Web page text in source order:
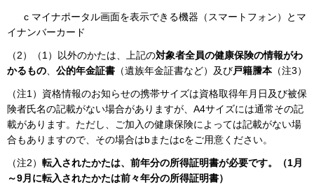
c マイナポータル画面を表示できる機器（スマートフォン）とマ
イナンバーカード
（2）（1）以外のかたは、上記の対象者全員の健康保険の情報がわ
かるもの
公的年金証書 （遺族年金証書など）及び戸籍謄本（注3）
（注1）資格情報のお知らせの携帯サイズは資格取得年月日及び被保
険者氏名の記載がない場合がありますが、A4サイズには通常その記
載があります。ただし、ご加入の健康保険によっては記載がない場
合もありますので、その場合はbまたはcをご用意ください。
（注2） 転入されたかたは、前年分の所得証明書が必要です。（1月
～9月に転入されたかたは前々年分の所得証明書）